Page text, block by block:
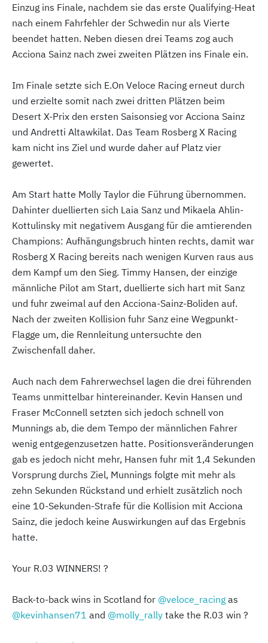
Einzug ins Finale, nachdem sie das erste Qualifying-Heat
nach einem Fahrfehler der Schwedin nur als Vierte
beendet hatten. Neben diesen drei Teams zog auch
Acciona Sainz nach zwei zweiten Plätzen ins Finale ein.
Im Finale setzte sich E.On Veloce Racing erneut durch
und erzielte somit nach zwei dritten Plätzen beim
Desert X-Prix den ersten Saisonsieg vor Acciona Sainz
und Andretti Altawkilat. Das Team Rosberg X Racing
kam nicht ins Ziel und wurde daher auf Platz vier
gewertet.
Am Start hatte Molly Taylor die Führung übernommen.
Dahinter duellierten sich Laia Sanz und Mikaela Ahlin-
Kottulinsky mit negativem Ausgang für die amtierenden
Champions: Aufhängungsbruch hinten rechts, damit war
Rosberg X Racing bereits nach wenigen Kurven raus aus
dem Kampf um den Sieg. Timmy Hansen, der einzige
männliche Pilot am Start, duellierte sich hart mit Sanz
und fuhr zweimal auf den Acciona-Sainz-Boliden auf.
Nach der zweiten Kollision fuhr Sanz eine Wegpunkt-
Flagge um, die Rennleitung untersuchte den
Zwischenfall daher.
Auch nach dem Fahrerwechsel lagen die drei führenden
Teams unmittelbar hintereinander. Kevin Hansen und
Fraser McConnell setzten sich jedoch schnell von
Munnings ab, die dem Tempo der männlichen Fahrer
wenig entgegenzusetzen hatte. Positionsveränderungen
gab es jedoch nicht mehr, Hansen fuhr mit 1,4 Sekunden
Vorsprung durchs Ziel, Munnings folgte mit mehr als
zehn Sekunden Rückstand und erhielt zusätzlich noch
eine 10-Sekunden-Strafe für die Kollision mit Acciona
Sainz, die jedoch keine Auswirkungen auf das Ergebnis
hatte.
Your R.03 WINNERS! ?
Back-to-back wins in Scotland for @veloce_racing as
@kevinhansen71 and @molly_rally take the R.03 win ?